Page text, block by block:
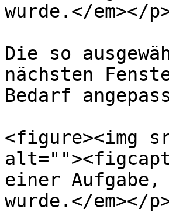
wurde.</
Die so
nächsten
Bedarf
<figure><img
einer
wurde.</